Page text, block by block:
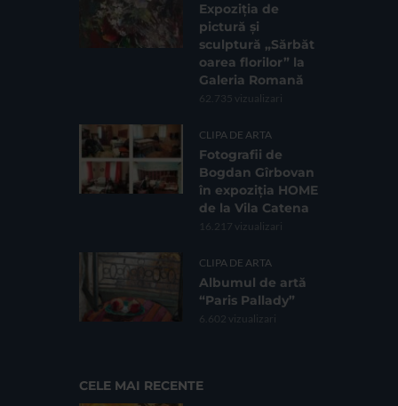
Expoziția de
pictură și
sculptură „Sărbăt
oarea florilor” la
Galeria Romană
62.735 vizualizari
CLIPA DE ARTA
Fotografii de
Bogdan Gîrbovan
în expoziția HOME
de la Vila Catena
16.217 vizualizari
CLIPA DE ARTA
Albumul de artă
“Paris Pallady”
6.602 vizualizari
CELE MAI RECENTE